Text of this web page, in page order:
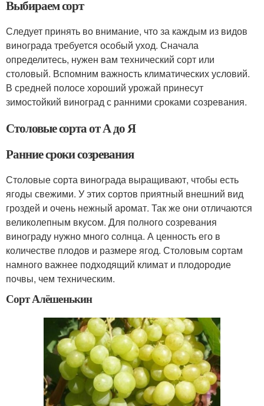
Выбираем сорт
Следует принять во внимание, что за каждым из видов
винограда требуется особый уход. Сначала
определитесь, нужен вам технический сорт или
столовый. Вспомним важность климатических условий.
В средней полосе хороший урожай принесут
зимостойкий виноград с ранними сроками созревания.
Столовые сорта от А до Я
Ранние сроки созревания
Столовые сорта винограда выращивают, чтобы есть
ягоды свежими. У этих сортов приятный внешний вид
гроздей и очень нежный аромат. Так же они отличаются
великолепным вкусом. Для полного созревания
винограду нужно много солнца. А ценность его в
количестве плодов и размере ягод. Столовым сортам
намного важнее подходящий климат и плодородие
почвы, чем техническим.
Сорт Алёшенькин